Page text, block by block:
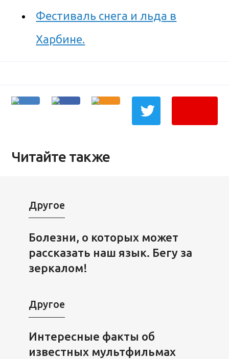
Фестиваль снега и льда в
Харбине.
Читайте также
Другое
Болезни, о которых может
рассказать наш язык. Бегу за
зеркалом!
Другое
Интересные факты об
известных мультфильмах